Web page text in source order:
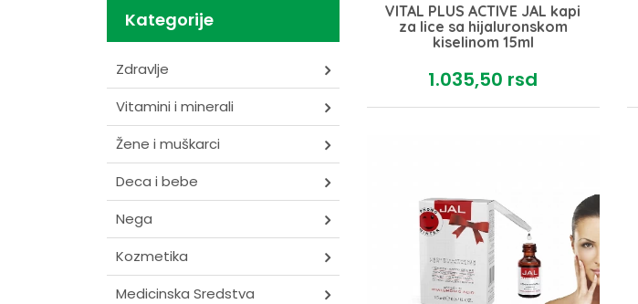
Kategorije
Zdravlje
Vitamini i minerali
Žene i muškarci
Deca i bebe
Nega
Kozmetika
Medicinska Sredstva
VITAL PLUS ACTIVE JAL kapi
za lice sa hijaluronskom
kiselinom 15ml
1.035,50 rsd